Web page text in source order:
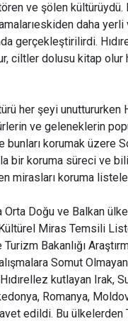
ve şölen kültürüydü.
daha
gerçekleştirilirdi.
ciltler dolusu kitap
her şeyi unuttururken
ve geleneklerin
bunları korumak üzere
bir koruma süreci ve
mirasları koruma
Orta Doğu ve Balkan
Miras Temsili
Bakanlığı
Somut
kutlayan Irak,
Romanya,
edildi. Bu ülkelerden